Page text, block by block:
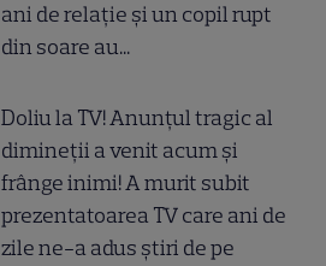
ani de relație și un copil rupt
din soare au...
Doliu la TV! Anunțul tragic al
dimineții a venit acum și
frânge inimi! A murit subit
prezentatoarea TV care ani de
zile ne-a adus știri de pe